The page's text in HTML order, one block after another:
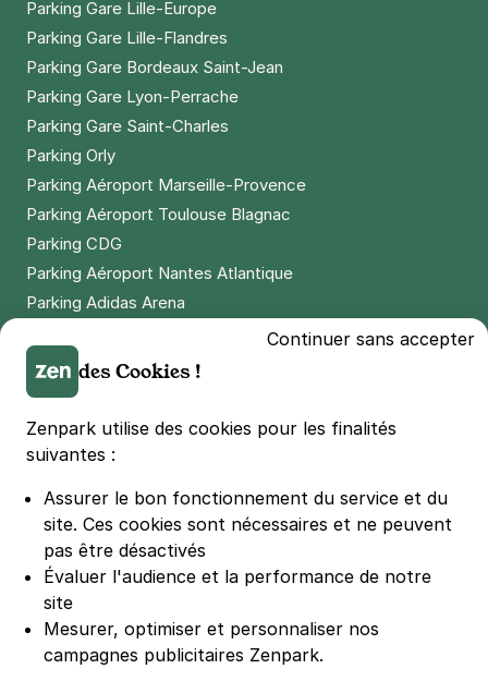
Parking Gare Lille-Europe
Parking Gare Lille-Flandres
Parking Gare Bordeaux Saint-Jean
Parking Gare Lyon-Perrache
Parking Gare Saint-Charles
Parking Orly
Parking Aéroport Marseille-Provence
Parking Aéroport Toulouse Blagnac
Parking CDG
Parking Aéroport Nantes Atlantique
Parking Adidas Arena
Parking LDLC Arena
Parking Stade Pierre Mauroy
Parking Groupama Stadium
Parking Vélodrome
Parking Bercy
Parking La Défense Arena
Parking Les 4 temps
Parking Nation
Parking Porte de Versailles
Parking Lille Grand Palais
Continuer sans accepter
des Cookies !
Zenpark utilise des cookies pour les finalités
suivantes :
Assurer le bon fonctionnement du service et du
site. Ces cookies sont nécessaires et ne peuvent
pas être désactivés
Évaluer l'audience et la performance de notre
site
Mesurer, optimiser et personnaliser nos
campagnes publicitaires Zenpark.